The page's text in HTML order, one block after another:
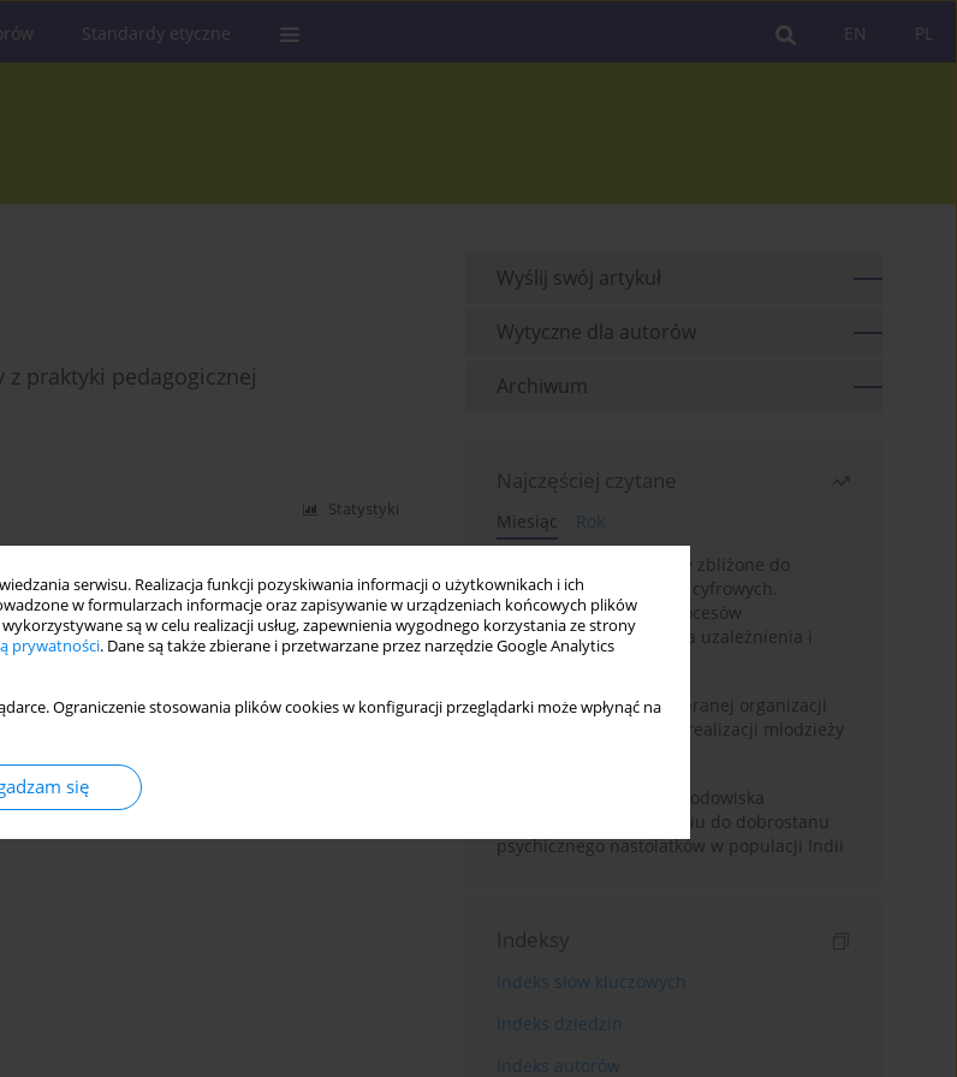
serwisu. Realizacja funkcji pozyskiwania informacji o użytkownikach i ich
w formularzach informacje oraz zapisywanie w urządzeniach końcowych plików
są w celu realizacji usług, zapewnienia wygodnego korzystania ze strony
prywatności. Dane są także zbierane i przetwarzane przez narzędzie Google Analytics
Ograniczenie stosowania plików cookies w konfiguracji przeglądarki może wpłynąć na
się
PL
EN
Standardy etyczne
z praktyki pedagogicznej
Statystyki
Wyślij swój artykuł
Wytyczne dla autorów
Archiwum
Najczęściej czytane
Miesiąc
Rok
Loot boxy – mechanizmy zbliżone do
hazardu ukryte w grach cyfrowych.
Narracyjny przegląd procesów
psychologicznych, ryzyka uzależnienia i
regulacji prawnych
Znaczenie wsparcia wybranej organizacji
pozarządowej dla samorealizacji młodzieży
Badanie osobowości i środowiska
rodzinnego w odniesieniu do dobrostanu
psychicznego nastolatków w populacji Indii
Indeksy
Indeks słów kluczowych
Indeks dziedzin
Indeks autorów